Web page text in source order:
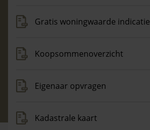
Maandag t/m vrijdag - 08:00 -18:00
Gratis woningwaarde indicatie
Koopsommenoverzicht
Eigenaar opvragen
Kadastrale kaart